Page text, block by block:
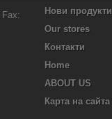
Нови продукти
Our stores
Контакти
Home
ABOUT US
Карта на сайта